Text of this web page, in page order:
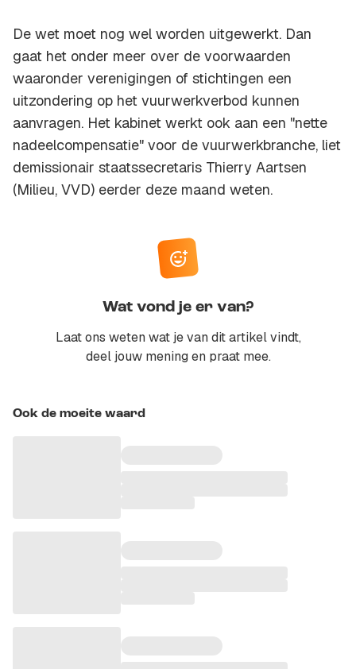
De wet moet nog wel worden uitgewerkt. Dan
gaat het onder meer over de voorwaarden
waaronder verenigingen of stichtingen een
uitzondering op het vuurwerkverbod kunnen
aanvragen. Het kabinet werkt ook aan een "nette
nadeelcompensatie" voor de vuurwerkbranche, liet
demissionair staatssecretaris Thierry Aartsen
(Milieu, VVD) eerder deze maand weten.
Wat vond je er van?
Laat ons weten wat je van dit artikel vindt,
deel jouw mening en praat mee.
Ook de moeite waard